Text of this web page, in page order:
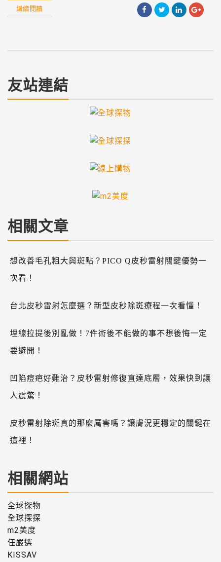
繼續閱讀
友站連結
相關文章
想改善毛孔粗大與斑點？PICO Q皮秒雷射關鍵優勢一
次看！
台北皮秒雷射怎麼選？新型皮秒除斑療程一次看懂！
埋線拉提後別亂做！7件術後不能做的事不想後悔一定
要避開！
凹陷痘疤好難治？皮秒雷射修復直達底層，效果快到讓
人震驚！
皮秒雷射除斑真的那麼厲害嗎？讓膚況更穩定的關鍵在
這裡！
相關網站
全球探物
全球探探
m2美度
任嚴選
KISSAV